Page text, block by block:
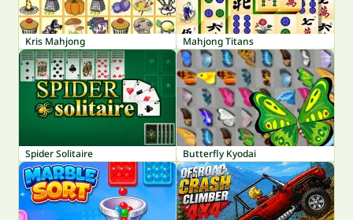
Kris Mahjong Mahjong Titans
Spider Solitaire Butterfly Kyodai